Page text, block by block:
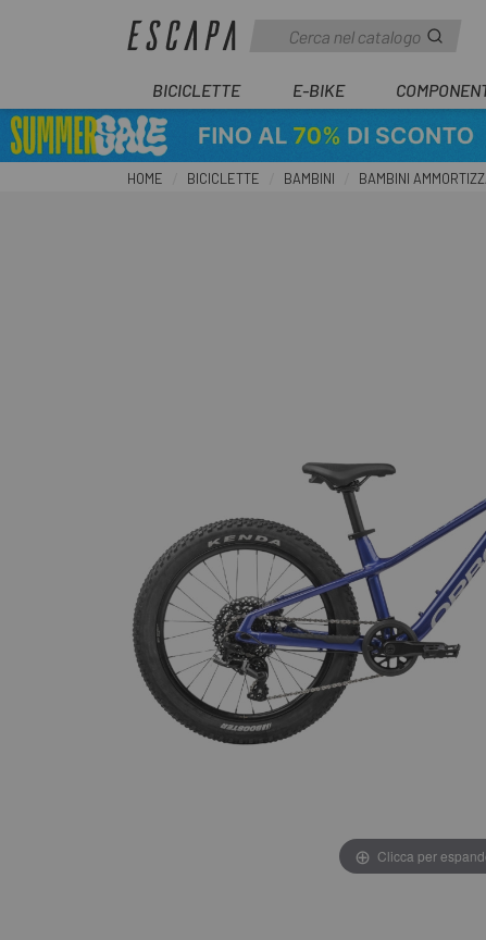
BICICLETTE E-BIKE
HOME BICICLETTE BAMBINI BAMBINI
Clicca per